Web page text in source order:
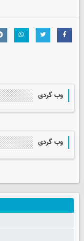
وب گردی
وب گردی